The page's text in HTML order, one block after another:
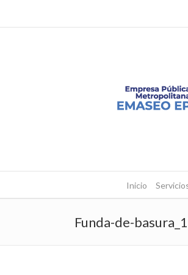
Inicio
Funda-de-